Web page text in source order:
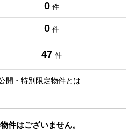
0 件
0 件
47 件
開・特別限定物件とは
件はございません。